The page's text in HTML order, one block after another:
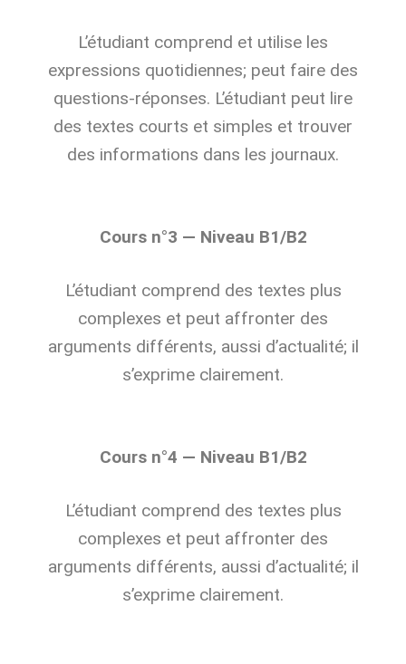
L’étudiant comprend et utilise les
expressions quotidiennes; peut faire des
questions-réponses. L’étudiant peut lire
des textes courts et simples et trouver
des informations dans les journaux.
Cours n°3 — Niveau B1/B2
L’étudiant comprend des textes plus
complexes et peut affronter des
arguments différents, aussi d’actualité; il
s’exprime clairement.
Cours n°4 — Niveau B1/B2
L’étudiant comprend des textes plus
complexes et peut affronter des
arguments différents, aussi d’actualité; il
s’exprime clairement.